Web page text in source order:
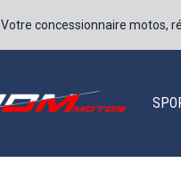
Votre concessionnaire motos,